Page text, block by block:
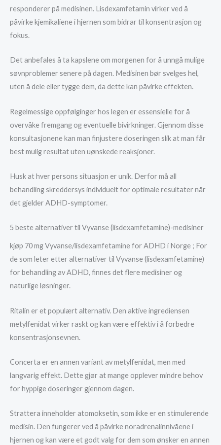
responderer på medisinen. Lisdexamfetamin virker ved å
påvirke kjemikaliene i hjernen som bidrar til konsentrasjon og
fokus.
Det anbefales å ta kapslene om morgenen for å unngå mulige
søvnproblemer senere på dagen. Medisinen bør svelges hel,
uten å dele eller tygge dem, da dette kan påvirke effekten.
Regelmessige oppfølginger hos legen er essensielle for å
overvåke fremgang og eventuelle bivirkninger. Gjennom disse
konsultasjonene kan man finjustere doseringen slik at man får
best mulig resultat uten uønskede reaksjoner.
Husk at hver persons situasjon er unik. Derfor må all
behandling skreddersys individuelt for optimale resultater når
det gjelder ADHD-symptomer.
5 beste alternativer til Vyvanse (lisdexamfetamine)-medisiner
kjøp 70 mg Vyvanse/lisdexamfetamine for ADHD i Norge ; For
de som leter etter alternativer til Vyvanse (lisdexamfetamine)
for behandling av ADHD, finnes det flere medisiner og
naturlige løsninger.
Ritalin er et populært alternativ. Den aktive ingrediensen
metylfenidat virker raskt og kan være effektiv i å forbedre
konsentrasjonsevnen.
Concerta er en annen variant av metylfenidat, men med
langvarig effekt. Dette gjør at mange opplever mindre behov
for hyppige doseringer gjennom dagen.
Strattera inneholder atomoksetin, som ikke er en stimulerende
medisin. Den fungerer ved å påvirke noradrenalinnivåene i
hjernen og kan være et godt valg for dem som ønsker en annen